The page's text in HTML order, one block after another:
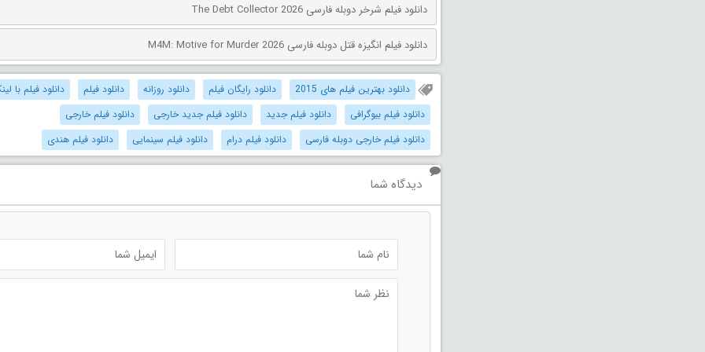
دانلود فیلم شرخر دوبله فارسی The Debt Collector 2026
دانلود فیلم انگیزه قتل دوبله فارسی M4M: Motive for Murder 2026
دانلود بهترین فیلم های 2015 دانلود رایگان فیلم دانلود روزانه دانلود فیلم
دانلود فیلم با
دانلود فیلم بیوگرافی
دانلود فیلم جدید دانلود فیلم جدید خارجی
دانلود فیلم خارجی
دانلود فیلم خارجی دوبله فارسی
دانلود فیلم درام دانلود فیلم سینمایی دانلود فیلم هندی
دیدگاه شما